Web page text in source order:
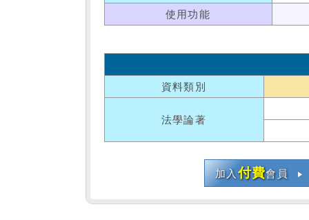
使用功能
資料類別
法學論著
加入付費會員